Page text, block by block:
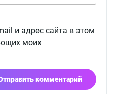
и адрес сайта в этом
моих